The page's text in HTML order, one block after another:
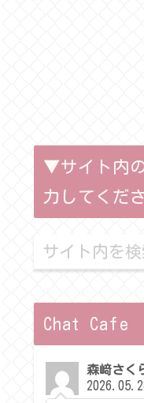
▼サイト内
力してくだ
Chat Cafe
森﨑さく